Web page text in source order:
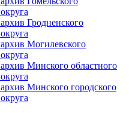
Гродненского
Могилевского
Минского областного
Минского городского